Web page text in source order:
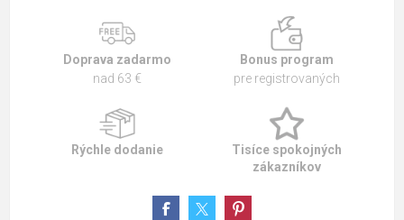
Doprava zadarmo
nad 63 €
Bonus program
pre registrovaných
Rýchle dodanie
Tisíce spokojných
zákazníkov